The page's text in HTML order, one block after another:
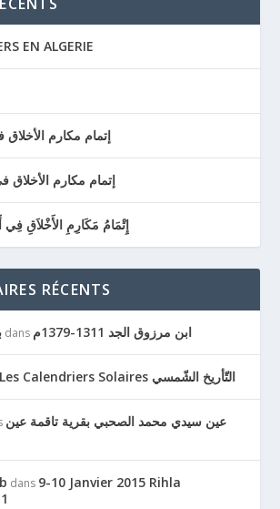
EN ALGERIE
إتمام مكارم
إتمام مكارم الأخلاق
إِتْمَامُ مَكَارِمِ الأَخْلاَقِ فِي
RÉCENTS
dans ابن مرزوق الجد 1311-1379م
Les Calendriers Solaires التّأريخ الشّمسي
عين سيدي محمد الصحبي بقرية تاقمة عين
dans 9-10 Janvier 2015 Rihla